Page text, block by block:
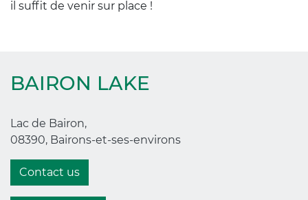
il suffit de venir sur place !
BAIRON LAKE
Lac de Bairon,
08390, Bairons-et-ses-environs
Contact us